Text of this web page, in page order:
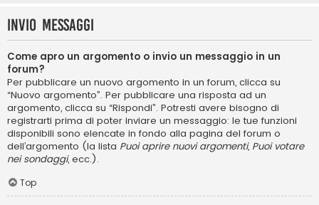
Invio Messaggi
Come apro un argomento o invio un messaggio in un
forum?
Per pubblicare un nuovo argomento in un forum, clicca su
“Nuovo argomento”. Per pubblicare una risposta ad un
argomento, clicca su “Rispondi”. Potresti avere bisogno di
registrarti prima di poter inviare un messaggio: le tue funzioni
disponibili sono elencate in fondo alla pagina del forum o
dell’argomento (la lista Puoi aprire nuovi argomenti, Puoi votare
nei sondaggi, ecc.).
Top